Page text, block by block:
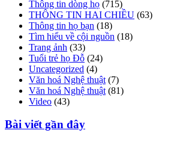
Thông tin dòng họ (715)
THÔNG TIN HAI CHIỀU (63)
Thông tin họ bạn (18)
Tìm hiểu về cội nguồn (18)
Trang ảnh (33)
Tuổi trẻ họ Đỗ (24)
Uncategorized (4)
Văn hoá Nghệ thuật (7)
Văn hoá Nghệ thuật (81)
Video (43)
Bài viết gần đây